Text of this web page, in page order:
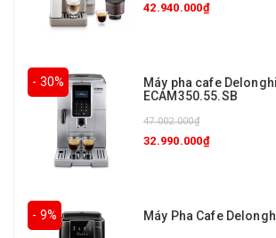
42.940.000₫
- 30%
Máy pha cafe Delonghi
ECAM350.55.SB
47.002.000₫
32.990.000₫
- 9% Máy Pha Cafe